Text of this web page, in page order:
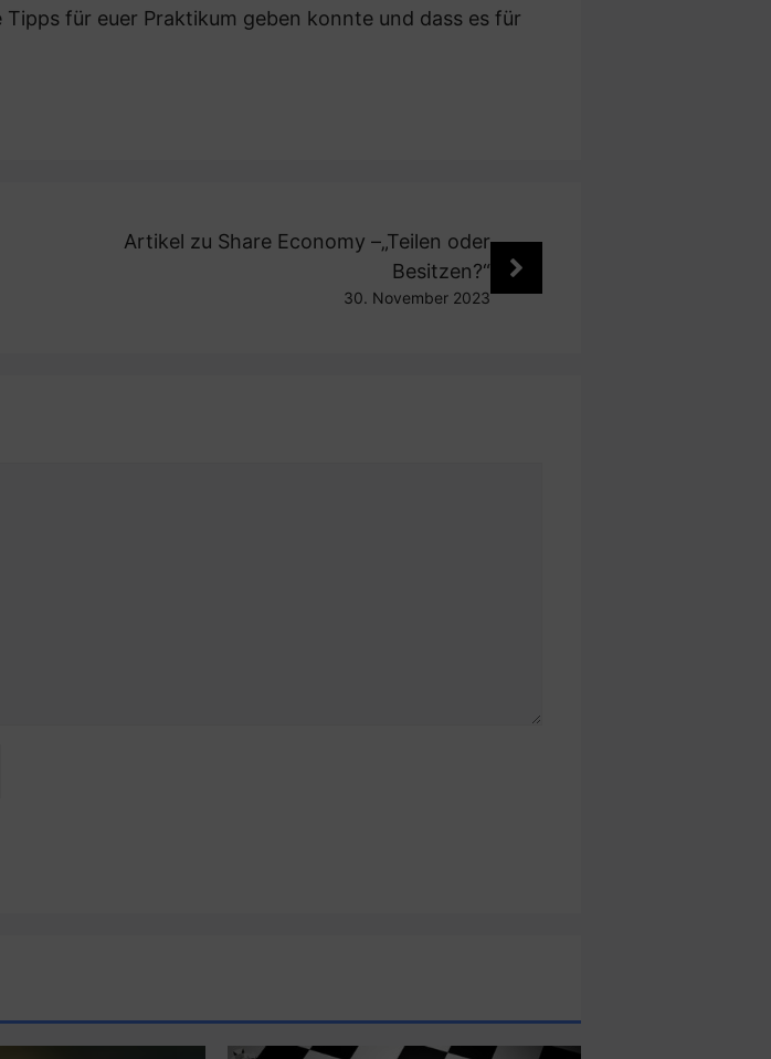
für euer Praktikum geben konnte und dass es für
Artikel zu Share Economy –„Teilen oder
Besitzen?“
30. November 2023